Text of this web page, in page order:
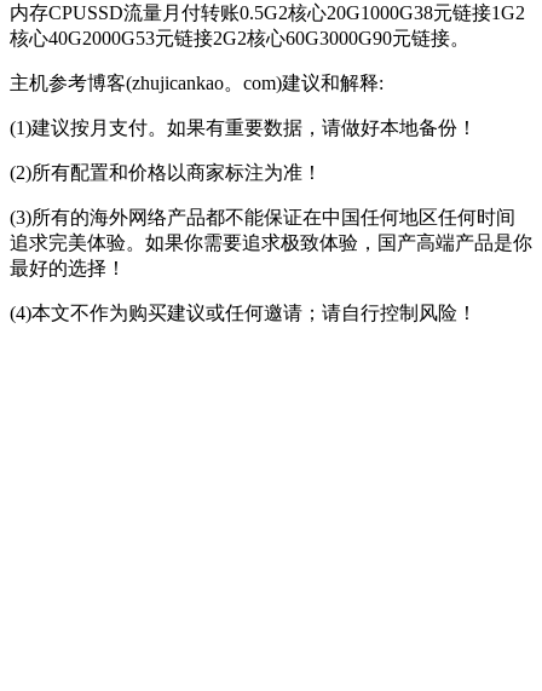
内存CPUSSD流量月付转账0.5G2核心20G1000G38元链接1G2
核心40G2000G53元链接2G2核心60G3000G90元链接。
主机参考博客(zhujicankao。com)建议和解释:
(1)建议按月支付。如果有重要数据，请做好本地备份！
(2)所有配置和价格以商家标注为准！
(3)所有的海外网络产品都不能保证在中国任何地区任何时间
追求完美体验。如果你需要追求极致体验，国产高端产品是你
最好的选择！
(4)本文不作为购买建议或任何邀请；请自行控制风险！